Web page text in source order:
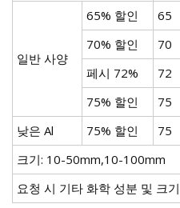
일반 사양
65% 할인 65
70% 할인
70
페시 72%
72
75% 할인
75
낮은 Al
75% 할인 75
크기: 10-50mm,10-100mm
요청 시 기타 화학 성분 및 크